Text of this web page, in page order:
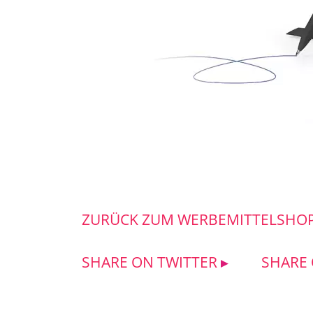
ZURÜCK ZUM
SHARE ON TWITTER